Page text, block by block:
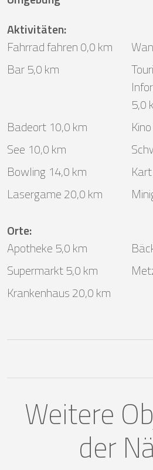
Aktivitäten:
Fahrrad fahren 0,0 km
Bar 5,0 km
5,0
Badeort 10,0 km
See 10,0 km
Bowling 14,0 km
Lasergame 20,0 km
Orte:
Apotheke 5,0 km
Supermarkt 5,0 km
Krankenhaus 20,0 km
Weitere
der